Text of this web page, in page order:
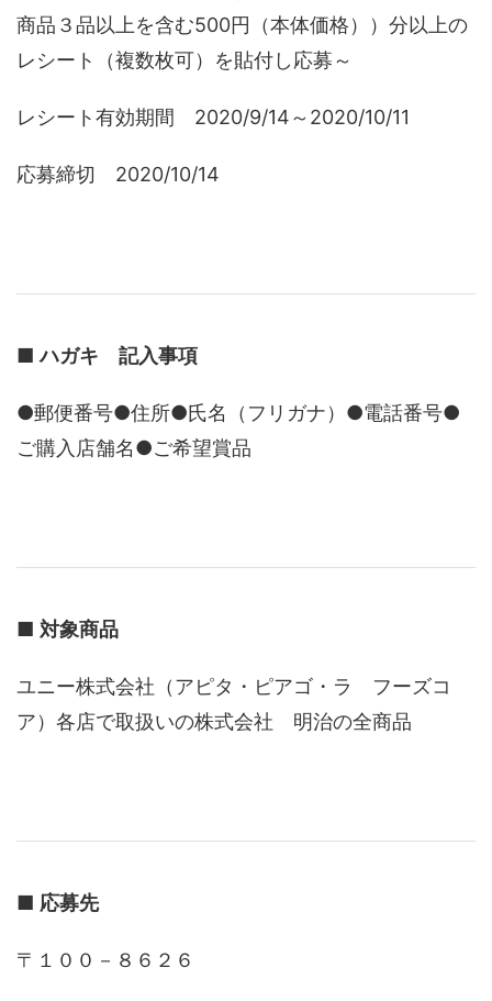
商品３品以上を含む500円（本体価格））分以上の
レシート（複数枚可）を貼付し応募～
レシート有効期間 2020/9/14～2020/10/11
応募締切 2020/10/14
■ハガキ 記入事項
●郵便番号●住所●氏名（フリガナ）●電話番号●
ご購入店舗名●ご希望賞品
■ 対象商品
ユニー株式会社（アピタ・ピアゴ・ラ フーズコ
ア）各店で取扱いの株式会社 明治の全商品
■ 応募先
〒１００－８６２６